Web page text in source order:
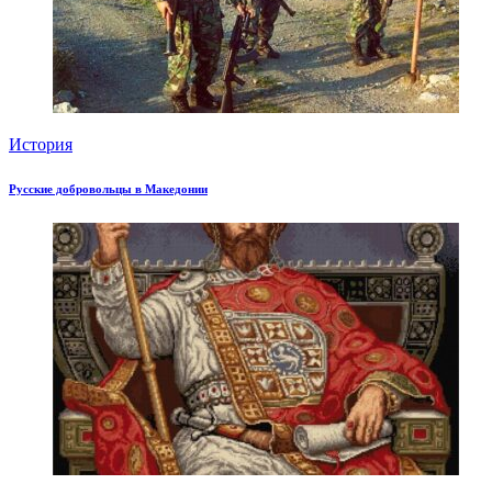
История
Русские добровольцы в Македонии